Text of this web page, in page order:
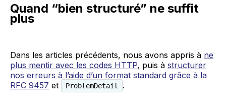
Quand “bien structuré” ne suffit
plus
Dans les articles précédents, nous avons appris à ne
plus mentir avec les codes HTTP, puis à structurer
nos erreurs à l’aide d’un format standard grâce à la
RFC 9457 et ProblemDetail .